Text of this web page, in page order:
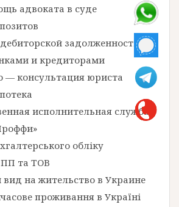
адвоката в суде
задолженности
и кредиторами
— консультация юриста
исполнительная служба
обліку
ПП та ТОВ
на жительство в Украине
проживання в Україні